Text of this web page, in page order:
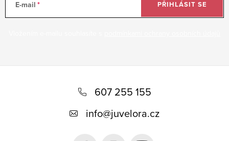
E-mail PŘIHLÁSIT SE
607 255 155
info@juvelora.cz